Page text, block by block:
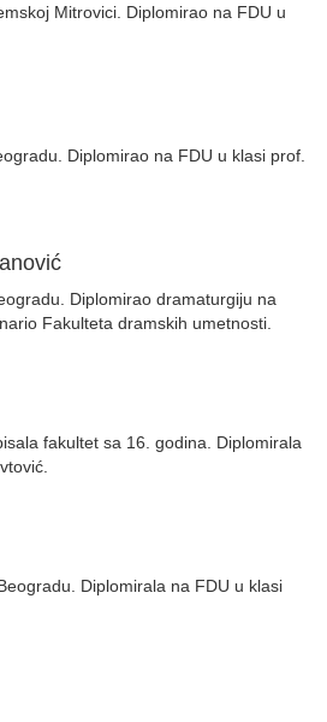
Mitrovici. Diplomirao na FDU u
Diplomirao na FDU u klasi prof.
Diplomirao dramaturgiju na
Fakulteta dramskih umetnosti.
fakultet sa 16. godina. Diplomirala
Diplomirala na FDU u klasi